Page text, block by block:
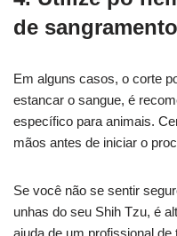
de sangramento
Em alguns casos, o corte
estancar o sangue, é
específico para animais.
mãos antes de iniciar o
Se você não se sentir
unhas do seu Shih Tzu, é
ajuda de um profissional